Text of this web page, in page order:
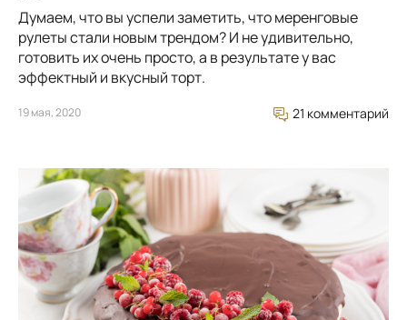
Думаем, что вы успели заметить, что меренговые
рулеты стали новым трендом? И не удивительно,
готовить их очень просто, а в результате у вас
эффектный и вкусный торт.
19 мая, 2020 21 комментарий